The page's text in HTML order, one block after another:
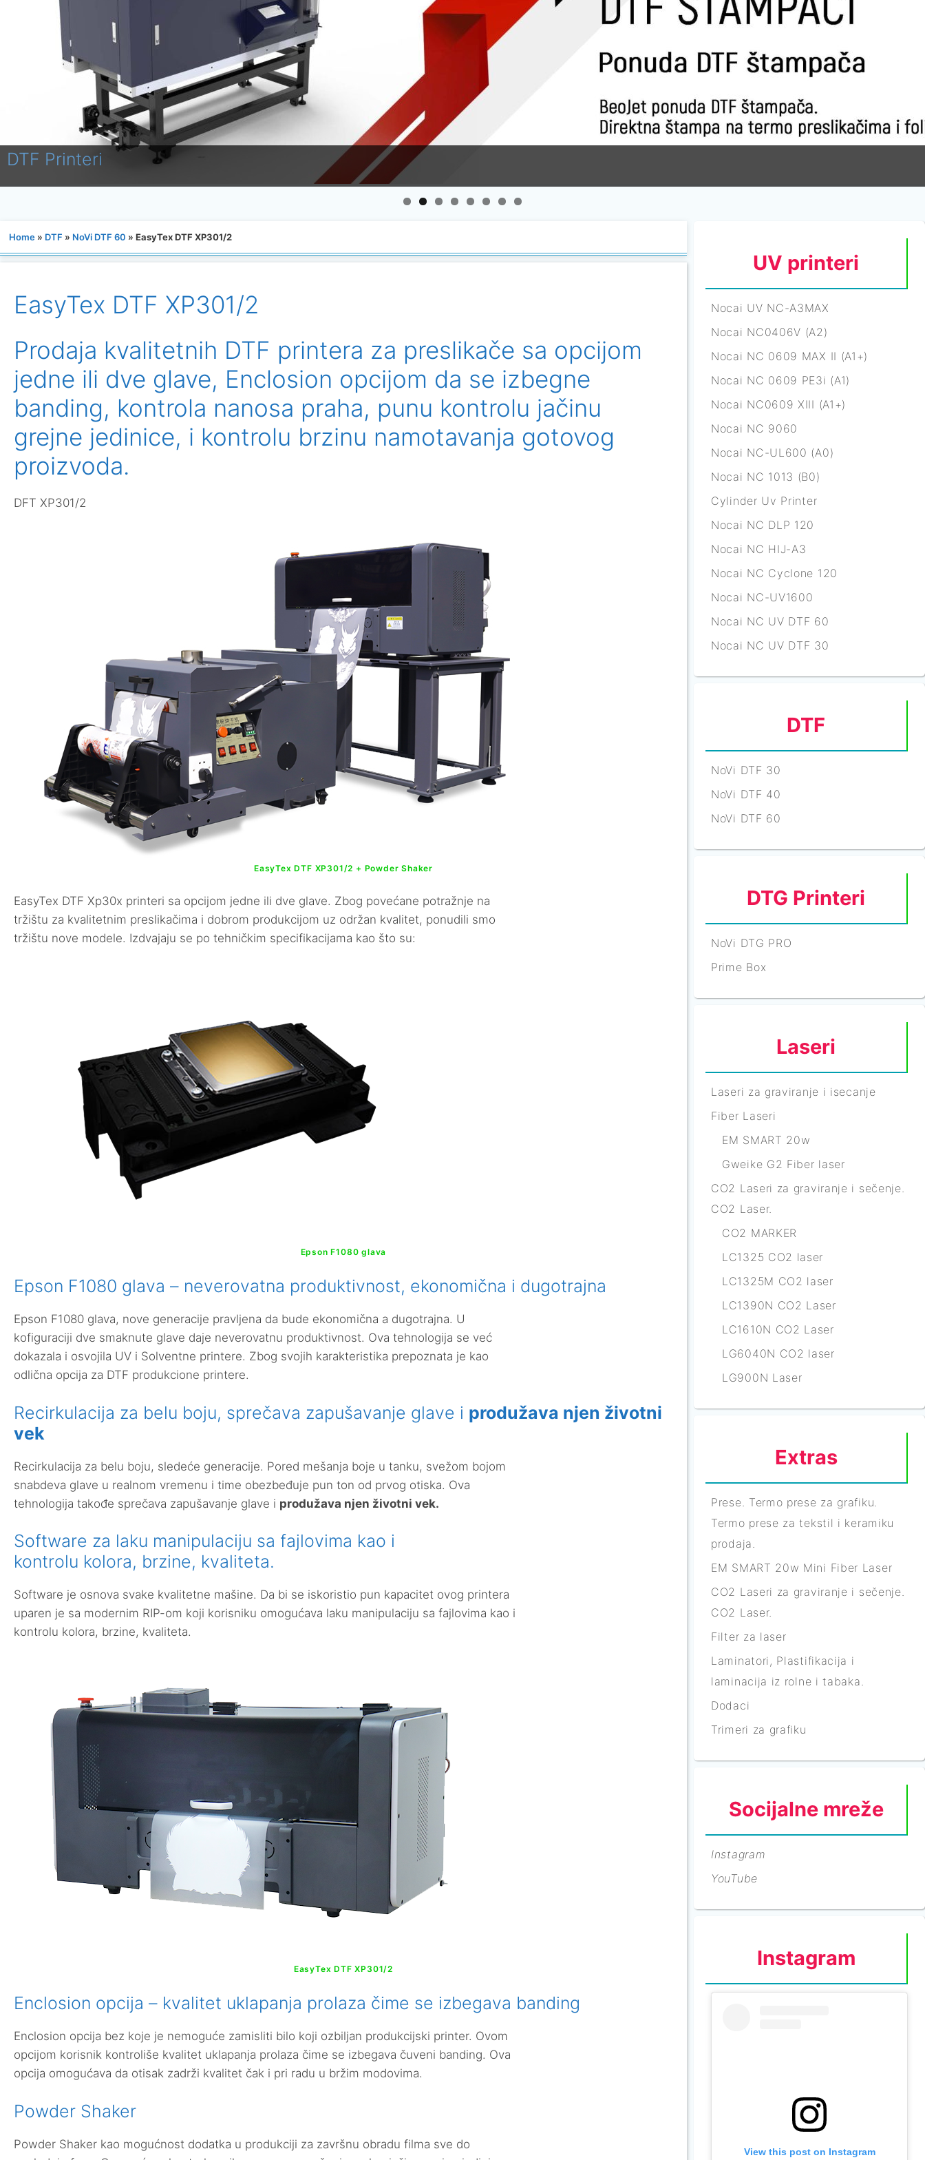
Home » DTF » NoVi DTF 60 » EasyTex DTF XP301/2
EasyTex DTF XP301/2
Prodaja kvalitetnih DTF printera za preslikače sa opcijom
jedne ili dve glave, Enclosion opcijom da se izbegne
banding, kontrola nanosa praha, punu kontrolu jačinu
grejne jedinice, i kontrolu brzinu namotavanja gotovog
proizvoda.
DFT XP301/2
EasyTex DTF XP301/2 + Powder Shaker
EasyTex DTF Xp30x printeri sa opcijom jedne ili dve glave. Zbog povećane potražnje na
tržištu za kvalitetnim preslikačima i dobrom produkcijom uz održan kvalitet, ponudili smo
tržištu nove modele. Izdvajaju se po tehničkim specifikacijama kao što su:
Epson F1080 glava
Epson F1080 glava – neverovatna produktivnost, ekonomična i dugotrajna
Epson F1080 glava, nove generacije pravljena da bude ekonomična a dugotrajna. U
kofiguraciji dve smaknute glave daje neverovatnu produktivnost. Ova tehnologija se već
dokazala i osvojila UV i Solventne printere. Zbog svojih karakteristika prepoznata je kao
odlična opcija za DTF produkcione printere.
Recirkulacija za belu boju, sprečava zapušavanje glave i produžava njen životni
vek
Recirkulacija za belu boju, sledeće generacije. Pored mešanja boje u tanku, svežom bojom
snabdeva glave u realnom vremenu i time obezbeđuje pun ton od prvog otiska. Ova
tehnologija takođe sprečava zapušavanje glave i produžava njen životni vek.
Software za laku manipulaciju sa fajlovima kao i
kontrolu kolora, brzine, kvaliteta.
Software je osnova svake kvalitetne mašine. Da bi se iskoristio pun kapacitet ovog printera
uparen je sa modernim RIP-om koji korisniku omogućava laku manipulaciju sa fajlovima kao i
kontrolu kolora, brzine, kvaliteta.
EasyTex DTF XP301/2
Enclosion opcija – kvalitet uklapanja prolaza čime se izbegava banding
Enclosion opcija bez koje je nemoguće zamisliti bilo koji ozbiljan produkcijski printer. Ovom
opcijom korisnik kontroliše kvalitet uklapanja prolaza čime se izbegava čuveni banding. Ova
opcija omogućava da otisak zadrži kvalitet čak i pri radu u bržim modovima.
Powder Shaker
Powder Shaker kao mogućnost dodatka u produkciji za završnu obradu filma sve do
UV printeri
Nocai UV NC-A3MAX
Nocai NC0406V (A2)
Nocai NC 0609 MAX II (A1+)
Nocai NC 0609 PE3i (A1)
Nocai NC0609 XIII (A1+)
Nocai NC 9060
Nocai NC-UL600 (A0)
Nocai NC 1013 (B0)
Cylinder Uv Printer
Nocai NC DLP 120
Nocai NC HIJ-A3
Nocai NC Cyclone 120
Nocai NC-UV1600
Nocai NC UV DTF 60
Nocai NC UV DTF 30
DTF
NoVi DTF 30
NoVi DTF 40
NoVi DTF 60
DTG Printeri
NoVi DTG PRO
Prime Box
Laseri
Laseri za graviranje i isecanje
Fiber Laseri
EM SMART 20w
Gweike G2 Fiber laser
CO2 Laseri za graviranje i sečenje.
CO2 Laser.
CO2 MARKER
LC1325 CO2 laser
LC1325M CO2 laser
LC1390N CO2 Laser
LC1610N CO2 Laser
LG6040N CO2 laser
LG900N Laser
Extras
Prese. Termo prese za grafiku.
Termo prese za tekstil i keramiku
prodaja.
EM SMART 20w Mini Fiber Laser
CO2 Laseri za graviranje i sečenje.
CO2 Laser.
Filter za laser
Laminatori, Plastifikacija i
laminacija iz rolne i tabaka.
Dodaci
Trimeri za grafiku
Socijalne mreže
Instagram
YouTube
Instagram
View this post on Instagram